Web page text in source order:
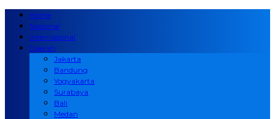
Home
Nasional
Internasional
Daerah
Jakarta
Bandung
Yogyakarta
Surabaya
Bali
Medan